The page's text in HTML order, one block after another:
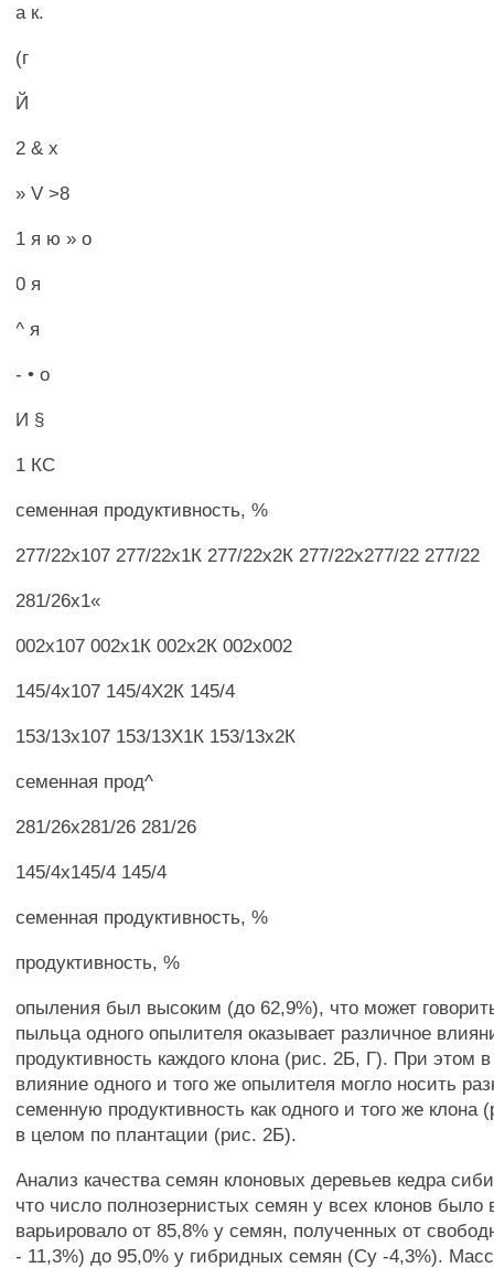
а к.
(г
Й
2 & х
» V >8
1 я ю » о
0 я
^ я
- • о
И §
1 КС
семенная продуктивность, %
277/22x107 277/22х1К 277/22х2К 277/22x277/22 277/22
281/26x1«
002x107 002х1К 002х2К 002x002
145/4x107 145/4Х2К 145/4
153/13x107 153/13Х1К 153/13х2К
семенная прод^
281/26x281/26 281/26
145/4x145/4 145/4
семенная продуктивность, %
продуктивность, %
опыления был высоким (до 62,9%), что может
пыльца одного опылителя оказывает различное
продуктивность каждого клона (рис. 2Б, Г). При этом
влияние одного и того же опылителя могло носить
семенную продуктивность как одного и того же клона
в целом по плантации (рис. 2Б).
Анализ качества семян клоновых деревьев кедра
что число полнозернистых семян у всех клонов было
варьировало от 85,8% у семян, полученных от
- 11,3%) до 95,0% у гибридных семян (Су -4,3%).